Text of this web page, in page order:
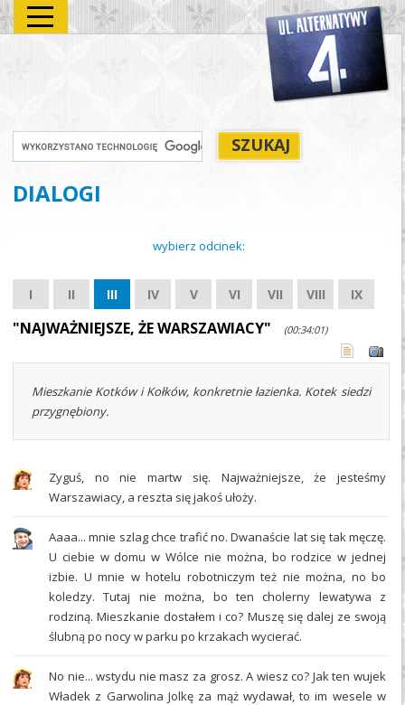
DIALOGI
wybierz odcinek:
I II III IV V VI VII VIII IX
"NAJWAŻNIEJSZE, ŻE WARSZAWIACY" (00:34:01)
Mieszkanie Kotków i Kołków, konkretnie łazienka. Kotek siedzi
przygnębiony.
Zyguś, no nie martw się. Najważniejsze, że jesteśmy
Warszawiacy, a reszta się jakoś ułoży.
Aaaa... mnie szlag chce trafić no. Dwanaście lat się tak męczę.
U ciebie w domu w Wólce nie można, bo rodzice w jednej
izbie. U mnie w hotelu robotniczym też nie można, no bo
koledzy. Tutaj nie można, bo ten cholerny lewatywa z
rodziną. Mieszkanie dostałem i co? Muszę się dalej ze swoją
ślubną po nocy w parku po krzakach wycierać.
No nie... wstydu nie masz za grosz. A wiesz co? Jak ten wujek
Władek z Garwolina Jolkę za mąż wydawał, to im wesele w